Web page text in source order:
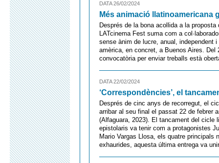
DATA 26/02/2024
Més animació llatinoamericana
Després de la bona acollida a la
LATcinema Fest suma com a
sense ànim de lucre, anual,
amèrica, en concret, a Buenos Aires.
convocatòria per enviar treballs està
DATA 22/02/2024
‘Correspondències’, el
Després de cinc anys de recorregut, el
arribar al seu final el passat 22 de febrer
(Alfaguara, 2023). El tancament del cicle
epistolaris va tenir com a protagonistes
Mario Vargas Llosa, els quatre principals
exhaurides, aquesta última entrega va